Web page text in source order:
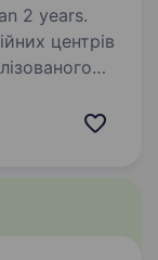
2 years.
центрів